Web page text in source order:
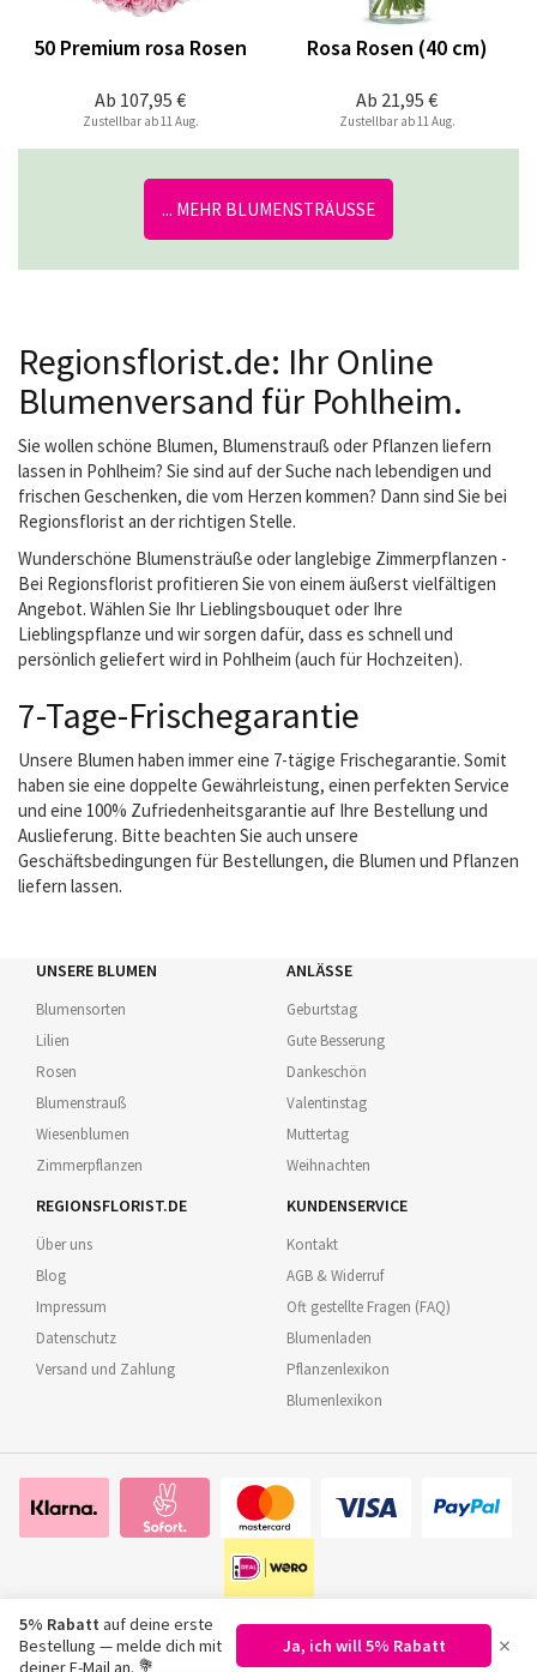
Ab 107,95 €
50 Premium rosa Rosen
Zustellbar ab 11 Aug.
Ab 21,95 €
Rosa Rosen (40 cm)
Zustellbar ab 11 Aug.
... MEHR BLUMENSTRÄUSSE
Regionsflorist.de: Ihr Online
Blumenversand für Pohlheim.
Sie wollen schöne Blumen, Blumenstrauß oder Pflanzen liefern
lassen in Pohlheim? Sie sind auf der Suche nach lebendigen und
frischen Geschenken, die vom Herzen kommen? Dann sind Sie bei
Regionsflorist an der richtigen Stelle.
Wunderschöne Blumensträuße oder langlebige Zimmerpflanzen -
Bei Regionsflorist profitieren Sie von einem äußerst vielfältigen
Angebot. Wählen Sie Ihr Lieblingsbouquet oder Ihre
Lieblingspflanze und wir sorgen dafür, dass es schnell und
persönlich geliefert wird in Pohlheim (auch für Hochzeiten).
7-Tage-Frischegarantie
Unsere Blumen haben immer eine 7-tägige Frischegarantie. Somit
haben sie eine doppelte Gewährleistung, einen perfekten Service
und eine 100% Zufriedenheitsgarantie auf Ihre Bestellung und
Auslieferung. Bitte beachten Sie auch unsere
Geschäftsbedingungen für Bestellungen, die Blumen und Pflanzen
liefern lassen.
UNSERE BLUMEN
Blumensorten
Lilien
Rosen
Blumenstrauß
Wiesenblumen
Zimmerpflanzen
ANLÄSSE
Geburtstag
Gute Besserung
Dankeschön
Valentinstag
Muttertag
Weihnachten
REGIONSFLORIST.DE
Über uns
Blog
Impressum
Datenschutz
Versand und Zahlung
KUNDENSERVICE
Kontakt
AGB & Widerruf
Oft gestellte Fragen (FAQ)
Blumenladen
Pflanzenlexikon
Blumenlexikon
©2026Regionsflorist.de
5% Rabatt auf deine erste
Bestellung — melde dich mit
deiner E-Mail an. 💐
Ja, ich will 5% Rabatt ×